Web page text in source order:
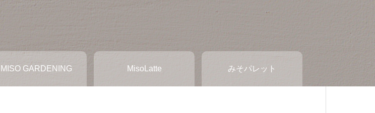
MISO GARDENING MisoLatte みそパレット